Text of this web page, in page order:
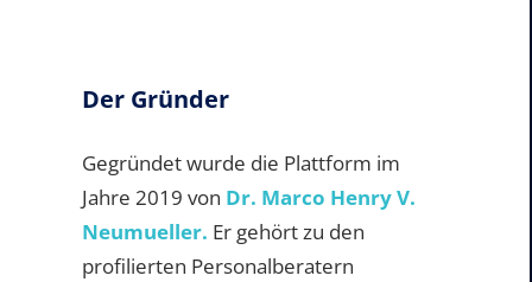
Der Gründer
Gegründet wurde die Plattform im
Jahre 2019 von Dr. Marco Henry V.
Neumueller. Er gehört zu den
profilierten Personalberatern